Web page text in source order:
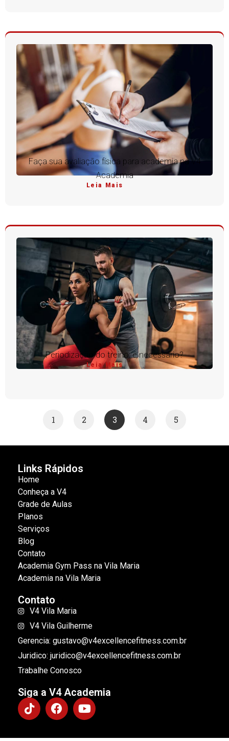
Faça sua avaliação física para academia na V4
Academia
Leia Mais
Periodização do treino: é necessário?
Leia Mais
1 2 3 4 5
Links Rápidos
Home
Conheça a V4
Grade de Aulas
Planos
Serviços
Blog
Contato
Academia Gym Pass na Vila Maria
Academia na Vila Maria
Contato
V4 Vila Maria
V4 Vila Guilherme
Gerencia: gustavo@v4excellencefitness.com.br
Juridico: juridico@v4excellencefitness.com.br
Trabalhe Conosco
Siga a V4 Academia